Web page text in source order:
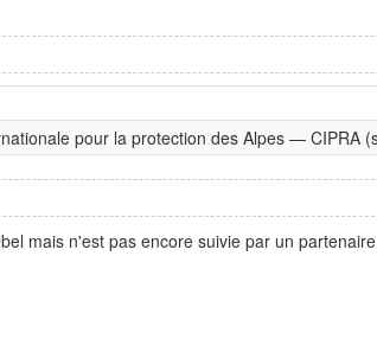
pour la protection des Alpes — CIPRA
mais n'est pas encore suivie par un